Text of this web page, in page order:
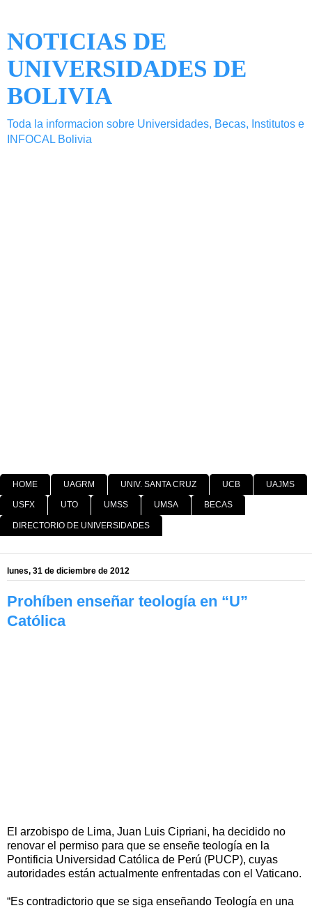
NOTICIAS DE
UNIVERSIDADES DE
BOLIVIA
Toda la informacion sobre Universidades, Becas, Institutos e
INFOCAL Bolivia
HOME UAGRM UNIV. SANTA CRUZ UCB UAJMS
USFX UTO UMSS UMSA BECAS
DIRECTORIO DE UNIVERSIDADES
lunes, 31 de diciembre de 2012
Prohíben enseñar teología en “U”
Católica
El arzobispo de Lima, Juan Luis Cipriani, ha decidido no
renovar el permiso para que se enseñe teología en la
Pontificia Universidad Católica de Perú (PUCP), cuyas
autoridades están actualmente enfrentadas con el Vaticano.
“Es contradictorio que se siga enseñando Teología en una